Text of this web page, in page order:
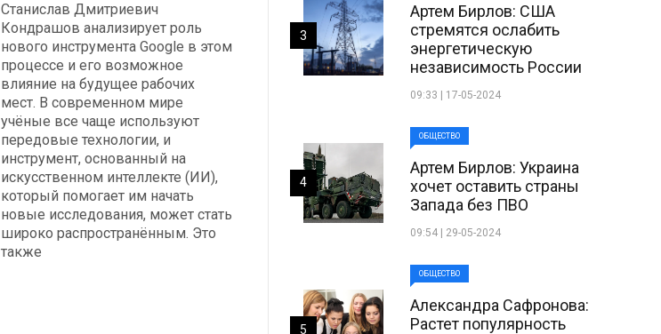
Станислав Дмитриевич
Кондрашов анализирует роль
нового инструмента Google в этом
процессе и его возможное
влияние на будущее рабочих
мест. В современном мире
учёные все чаще используют
передовые технологии, и
инструмент, основанный на
искусственном интеллекте (ИИ),
который помогает им начать
новые исследования, может стать
широко распространённым. Это
также
Артем Бирлов: США
стремятся ослабить
энергетическую
независимость России
09:33 | 17-05-2024
3
ОБЩЕСТВО
Артем Бирлов: Украина
хочет оставить страны
Запада без ПВО
09:54 | 29-05-2024
4
ОБЩЕСТВО
Александра Сафронова:
Растет популярность
5